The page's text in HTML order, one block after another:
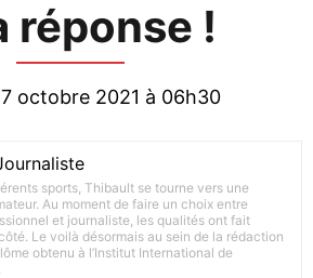
réponse !
7 octobre 2021 à 06h30
sports, Thibault se tourne vers une
Au moment de faire un choix entre
et journaliste, les qualités ont fait
Le voilà désormais au sein de la rédaction
obtenu à l’Institut International de